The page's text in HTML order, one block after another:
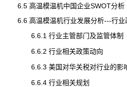
6.5 高温模温机中国企业SWOT分析
6.6 高温模温机行业发展分析---行业
6.6.1 行业主管部门及监管体制
6.6.2 行业相关政策动向
6.6.3 美国对华关税对行业的影
6.6.4 行业相关规划